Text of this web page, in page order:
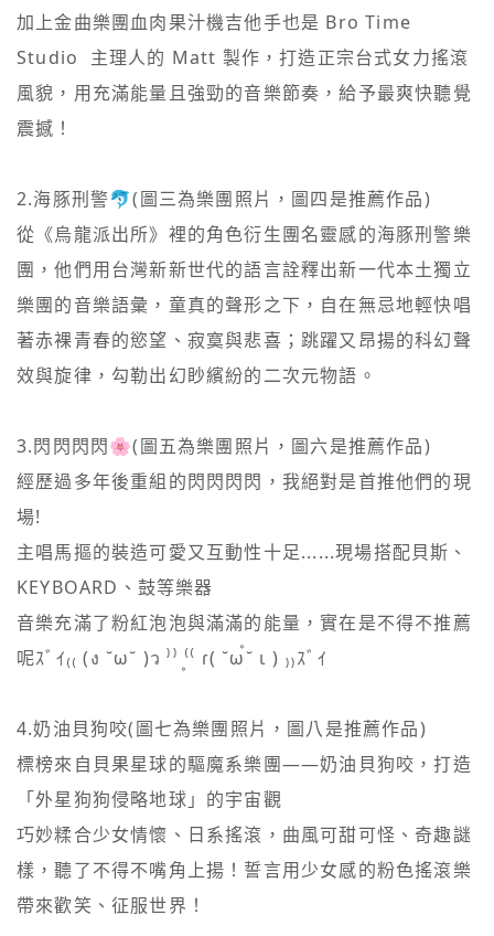
加上金曲樂團血肉果汁機吉他手也是 Bro Time
Studio  主理人的 Matt 製作，打造正宗台式女力搖滾
風貌，用充滿能量且強勁的音樂節奏，給予最爽快聽覺
震撼！
2.海豚刑警🐬(圖三為樂團照片，圖四是推薦作品)
從《烏龍派出所》裡的角色衍生團名靈感的海豚刑警樂
團，他們用台灣新新世代的語言詮釋出新一代本土獨立
樂團的音樂語彙，童真的聲形之下，自在無忌地輕快唱
著赤裸青春的慾望、寂寞與悲喜；跳躍又昂揚的科幻聲
效與旋律，勾勒出幻眇繽紛的二次元物語。
3.閃閃閃閃🌸(圖五為樂團照片，圖六是推薦作品)
經歷過多年後重組的閃閃閃閃，我絕對是首推他們的現
場!
主唱馬摳的裝造可愛又互動性十足......現場搭配貝斯、
KEYBOARD、鼓等樂器
音樂充滿了粉紅泡泡與滿滿的能量，實在是不得不推薦
呢ｽﾞｲ₍₍ (ง ˘ω˘ )ว ⁾⁾ ⁽⁽ 〪ɾ( ˘ω˘ 〫ɩ ) ₎₎ｽﾞｲ
4.奶油貝狗咬(圖七為樂團照片，圖八是推薦作品)
標榜來自貝果星球的驅魔系樂團——奶油貝狗咬，打造
「外星狗狗侵略地球」的宇宙觀
巧妙糅合少女情懷、日系搖滾，曲風可甜可怪、奇趣謎
樣，聽了不得不嘴角上揚！誓言用少女感的粉色搖滾樂
帶來歡笑、征服世界！